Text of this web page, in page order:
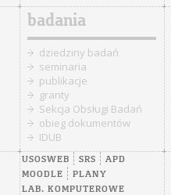
badania
dziedziny badań
seminaria
publikacje
granty
Sekcja Obsługi Badań
obieg dokumentów
IDUB
USOSWEB SRS
APD
MOODLE
PLANY
LAB. KOMPUTEROWE